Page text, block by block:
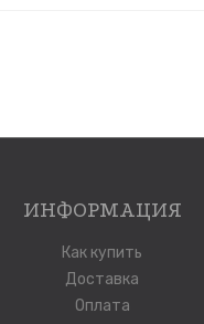
ИНФОРМАЦИЯ
Как купить
Доставка
Оплата